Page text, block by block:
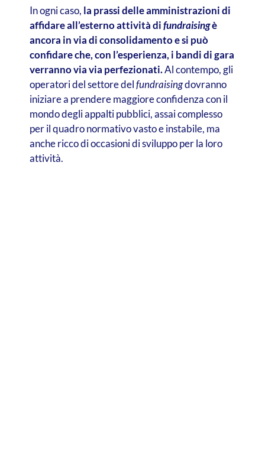
In ogni caso, la prassi delle amministrazioni di
affidare all’esterno attività difundraisingè
ancora in via di consolidamento e si può
confidare che, con l’esperienza, i bandi di gara
verranno via via perfezionati.Al contempo, gli
operatori del settore delfundraisingdovranno
iniziare a prendere maggiore confidenza con il
mondo degli appalti pubblici, assai complesso
per il quadro normativo vasto e instabile, ma
anche ricco di occasioni di sviluppo per la loro
attività.